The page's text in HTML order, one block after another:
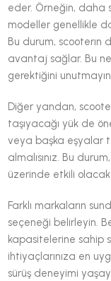
eder. Örneğin, daha
modeller genellikle
Bu durum, scooterın
avantaj sağlar. Bu
gerektiğini
Diğer yandan,
taşıyacağı yük de
veya başka eşyalar
almalısınız. Bu
üzerinde etkili
Farklı markaların
seçeneği belirleyin.
kapasitelerine sahip
ihtiyaçlarınıza en
sürüş deneyimi